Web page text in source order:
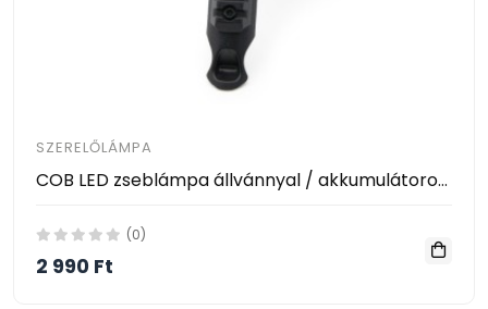
SZERELŐLÁMPA
COB LED zseblámpa állvánnyal / akkumulátoros, multifunkciós
(0)
2 990 Ft